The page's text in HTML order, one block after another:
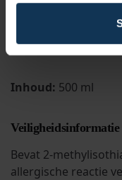
vorstvrije plaats in
Houd buiten bereik
Inhoud: 500 ml
Veiligheidsinformatie
Bevat 2-
allergische reactie